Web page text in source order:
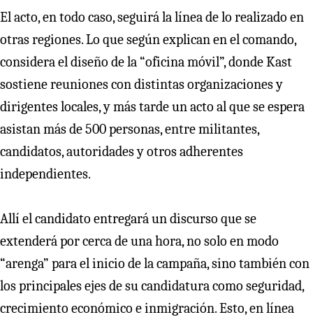
El acto, en todo caso, seguirá la línea de lo realizado en
otras regiones. Lo que según explican en el comando,
considera el diseño de la “oficina móvil”, donde Kast
sostiene reuniones con distintas organizaciones y
dirigentes locales, y más tarde un acto al que se espera
asistan más de 500 personas, entre militantes,
candidatos, autoridades y otros adherentes
independientes.
Allí el candidato entregará un discurso que se
extenderá por cerca de una hora, no solo en modo
“arenga” para el inicio de la campaña, sino también con
los principales ejes de su candidatura como seguridad,
crecimiento económico e inmigración. Esto, en línea